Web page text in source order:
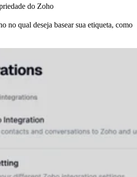
do Zoho
no qual deseja basear sua etiqueta, como